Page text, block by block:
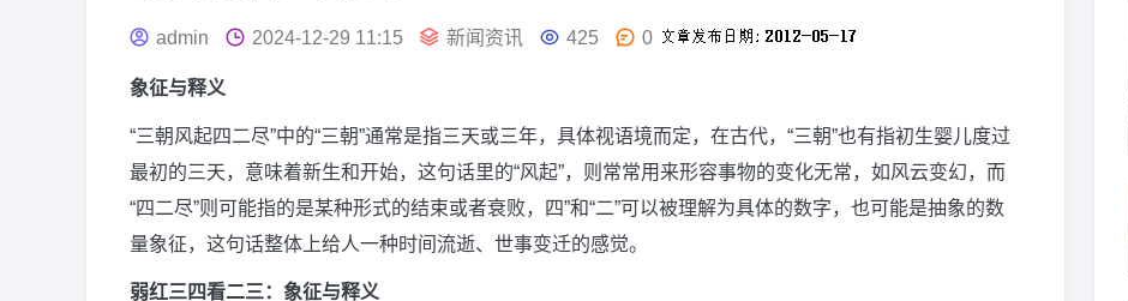
admin 2024-12-29 11:15 新闻资讯 425 0
象征与释义
“三朝风起四二尽”中的“三朝”通常是指三天或三年，具体视语境而定，在古代，“三朝”也有指初生婴儿度过
最初的三天，意味着新生和开始，这句话里的“风起”，则常常用来形容事物的变化无常，如风云变幻，而
“四二尽”则可能指的是某种形式的结束或者衰败，四”和“二”可以被理解为具体的数字，也可能是抽象的数
量象征，这句话整体上给人一种时间流逝、世事变迁的感觉。
弱红三四看二三：象征与释义